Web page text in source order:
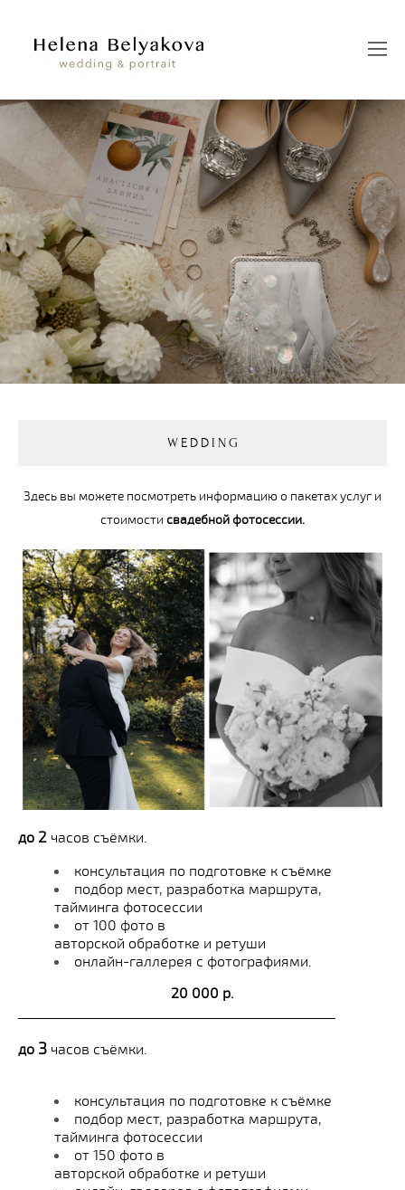
WEDDING
Здесь вы можете посмотреть информацию о пакетах услуг и
стоимости свадебной фотосессии.
до 2 часов съёмки.
консультация по подготовке к съёмке
подбор мест, разработка маршрута,
тайминга фотосессии
от 100 фото в
авторской обработке и ретуши
онлайн-галлерея с фотографиями.
20 000 р.
до 3 часов съёмки.
консультация по подготовке к съёмке
подбор мест, разработка маршрута,
тайминга фотосессии
от 150 фото в
авторской обработке и ретуши